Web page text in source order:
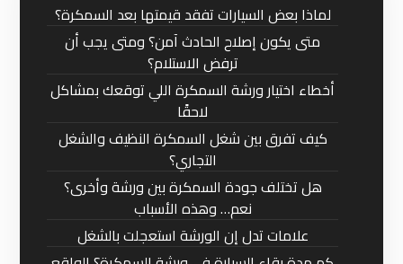
لماذا بعض السيارات تفقد قيمتها بعد السمكرة؟
متى يكون إصلاح الحادث آمن؟ ومتى يجب أن
ترفض الاستلام؟
أخطاء اختيار ورشة السمكرة اللي توقعك بمشاكل
لاحقًا
كيف تفرق بين شغل السمكرة النظيف والشغل
التجاري؟
هل تختلف جودة السمكرة بين ورشة وأخرى؟
نعم… وهذه الأسباب
علامات تدل إن الورشة استعجلت بالشغل